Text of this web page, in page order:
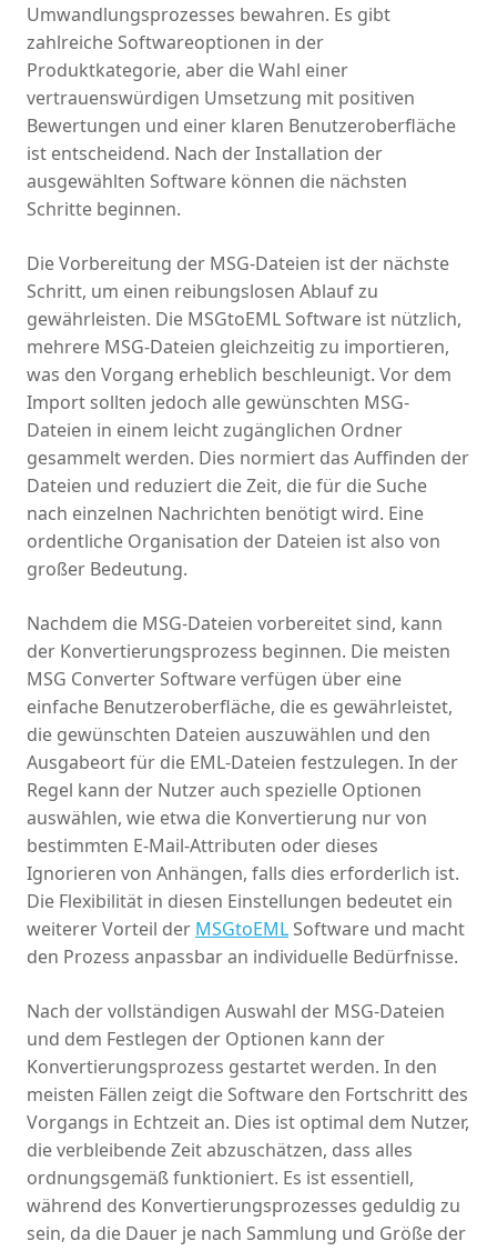
Umwandlungsprozesses bewahren. Es gibt
zahlreiche Softwareoptionen in der
Produktkategorie, aber die Wahl einer
vertrauenswürdigen Umsetzung mit positiven
Bewertungen und einer klaren Benutzeroberfläche
ist entscheidend. Nach der Installation der
ausgewählten Software können die nächsten
Schritte beginnen.
Die Vorbereitung der MSG-Dateien ist der nächste
Schritt, um einen reibungslosen Ablauf zu
gewährleisten. Die MSGtoEML Software ist nützlich,
mehrere MSG-Dateien gleichzeitig zu importieren,
was den Vorgang erheblich beschleunigt. Vor dem
Import sollten jedoch alle gewünschten MSG-
Dateien in einem leicht zugänglichen Ordner
gesammelt werden. Dies normiert das Auffinden der
Dateien und reduziert die Zeit, die für die Suche
nach einzelnen Nachrichten benötigt wird. Eine
ordentliche Organisation der Dateien ist also von
großer Bedeutung.
Nachdem die MSG-Dateien vorbereitet sind, kann
der Konvertierungsprozess beginnen. Die meisten
MSG Converter Software verfügen über eine
einfache Benutzeroberfläche, die es gewährleistet,
die gewünschten Dateien auszuwählen und den
Ausgabeort für die EML-Dateien festzulegen. In der
Regel kann der Nutzer auch spezielle Optionen
auswählen, wie etwa die Konvertierung nur von
bestimmten E-Mail-Attributen oder dieses
Ignorieren von Anhängen, falls dies erforderlich ist.
Die Flexibilität in diesen Einstellungen bedeutet ein
weiterer Vorteil der MSGtoEMLSoftware und macht
den Prozess anpassbar an individuelle Bedürfnisse.
Nach der vollständigen Auswahl der MSG-Dateien
und dem Festlegen der Optionen kann der
Konvertierungsprozess gestartet werden. In den
meisten Fällen zeigt die Software den Fortschritt des
Vorgangs in Echtzeit an. Dies ist optimal dem Nutzer,
die verbleibende Zeit abzuschätzen, dass alles
ordnungsgemäß funktioniert. Es ist essentiell,
während des Konvertierungsprozesses geduldig zu
sein, da die Dauer je nach Sammlung und Größe der